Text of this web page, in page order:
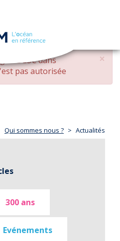
navigation
×
DESCdans
pas autorisée
Qui sommes nous ? Actualités
300 ans
Evénements